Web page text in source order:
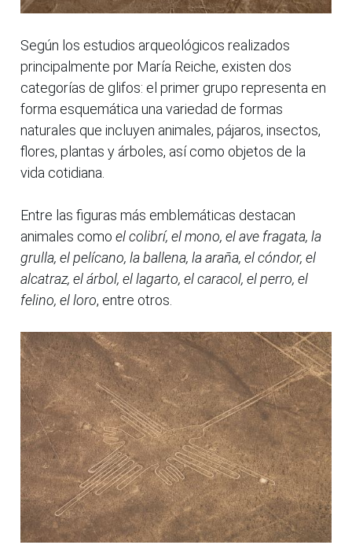
Según los estudios arqueológicos realizados
principalmente por María Reiche, existen dos
categorías de glifos: el primer grupo representa en
forma esquemática una variedad de formas
naturales que incluyen animales, pájaros, insectos,
flores, plantas y árboles, así como objetos de la
vida cotidiana.
Entre las figuras más emblemáticas destacan
animales como el colibrí, el mono, el ave fragata, la
grulla, el pelícano, la ballena, la araña, el cóndor, el
alcatraz, el árbol, el lagarto, el caracol, el perro, el
felino, el loro, entre otros.